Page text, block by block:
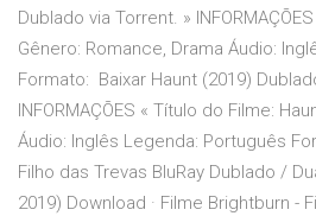
Dublado via Torrent. »
Gênero: Romance, Drama Áudio:
Formato: Baixar Haunt (2019)
INFORMAÇÕES « Título do Filme:
Áudio: Inglês Legenda: Português
Filho das Trevas BluRay Dublado /
2019) Download · Filme Brightburn -